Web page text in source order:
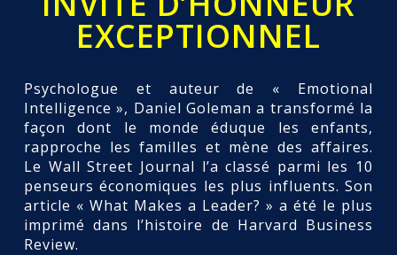
EXCEPTIONNEL
Psychologue et auteur de « Emotional
Intelligence », Daniel Goleman a transformé la
façon dont le monde éduque les enfants,
rapproche les familles et mène des affaires.
Le Wall Street Journal l’a classé parmi les 10
penseurs économiques les plus influents. Son
article « What Makes a Leader? » a été le plus
imprimé dans l’histoire de Harvard Business
Review.